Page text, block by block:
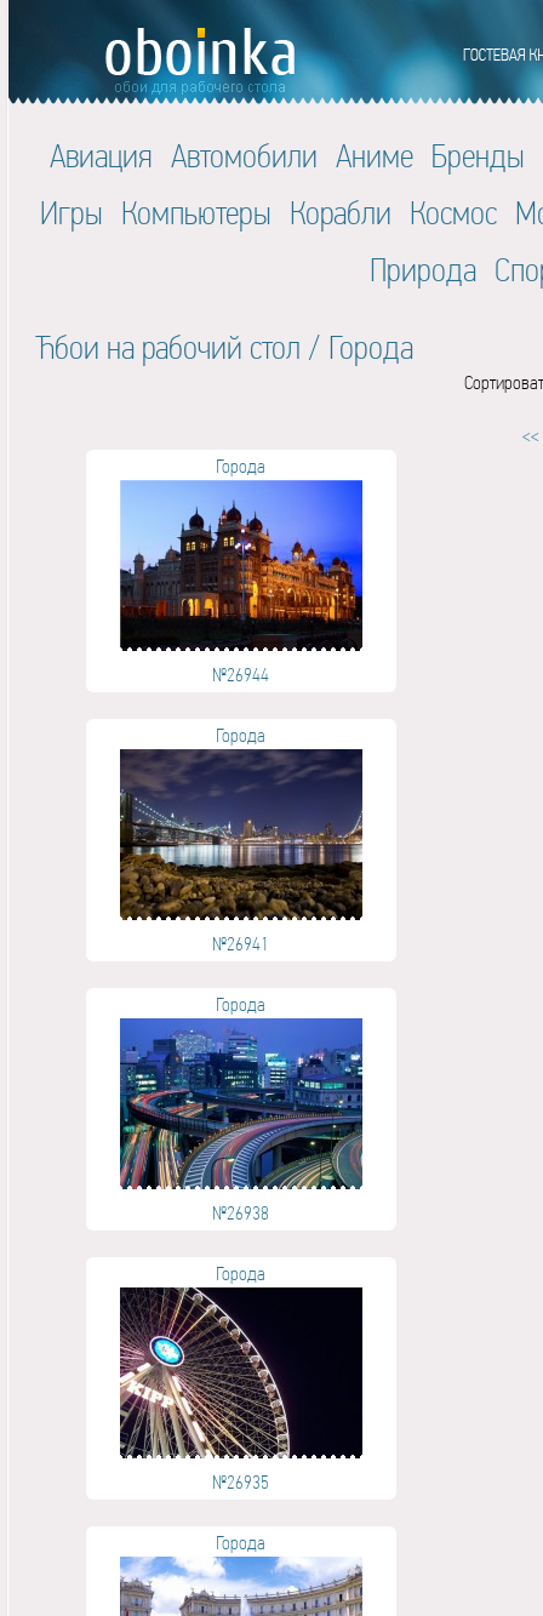
Авиация Автомобили Аниме Бренды
Игры Компьютеры Корабли Космос
Природа
Ћбои на рабочий стол / Города
<<
Города
№26944
Города
№26941
Города
№26938
Города
№26935
Города